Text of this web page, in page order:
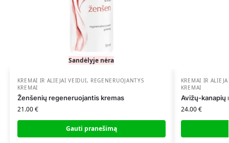
Sandėlyje nėra
KREMAI IR ALIEJAI VEIDUI, REGENERUOJANTYS
KREMAI
Ženšenių regeneruojantis kremas
21.00€
Gauti pranešimą
KREMAI IR
KREMAI
Avižų-kanapių
24.00€